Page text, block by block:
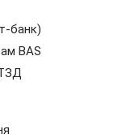
банк)
BAS